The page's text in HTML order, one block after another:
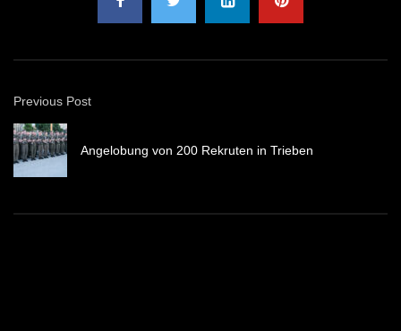
Previous Post
Angelobung von 200 Rekruten in Trieben